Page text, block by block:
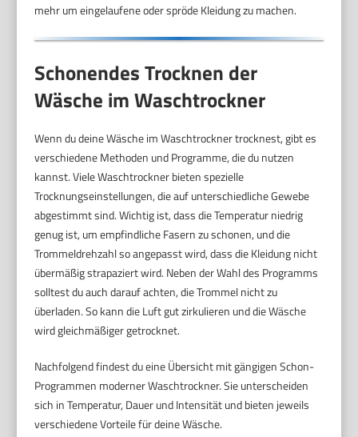
mehr um eingelaufene oder spröde Kleidung zu machen.
Schonendes Trocknen der
Wäsche im Waschtrockner
Wenn du deine Wäsche im Waschtrockner trocknest, gibt es
verschiedene Methoden und Programme, die du nutzen
kannst. Viele Waschtrockner bieten spezielle
Trocknungseinstellungen, die auf unterschiedliche Gewebe
abgestimmt sind. Wichtig ist, dass die Temperatur niedrig
genug ist, um empfindliche Fasern zu schonen, und die
Trommeldrehzahl so angepasst wird, dass die Kleidung nicht
übermäßig strapaziert wird. Neben der Wahl des Programms
solltest du auch darauf achten, die Trommel nicht zu
überladen. So kann die Luft gut zirkulieren und die Wäsche
wird gleichmäßiger getrocknet.
Nachfolgend findest du eine Übersicht mit gängigen Schon-
Programmen moderner Waschtrockner. Sie unterscheiden
sich in Temperatur, Dauer und Intensität und bieten jeweils
verschiedene Vorteile für deine Wäsche.